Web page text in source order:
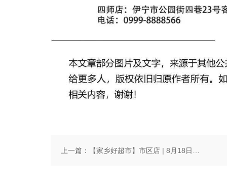
上一篇： 【家乡好超市】市区店 | 8月18日，家乡好超级折扣日！全场4.9折起，咋算都是聚划算！